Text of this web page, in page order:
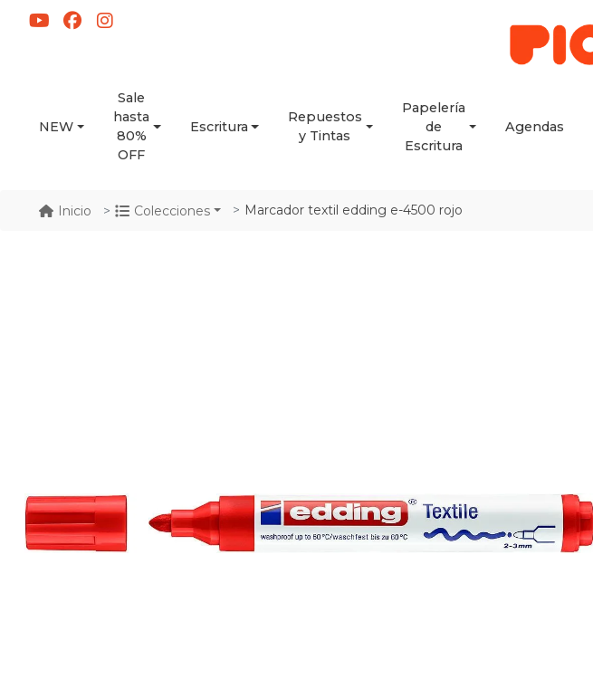
NEW
Sale
hasta
80%
OFF
Escritura
Repuestos
y Tintas
Papelería
de
Escritura
Agendas
Inicio Colecciones Marcador textil edding e-4500 rojo